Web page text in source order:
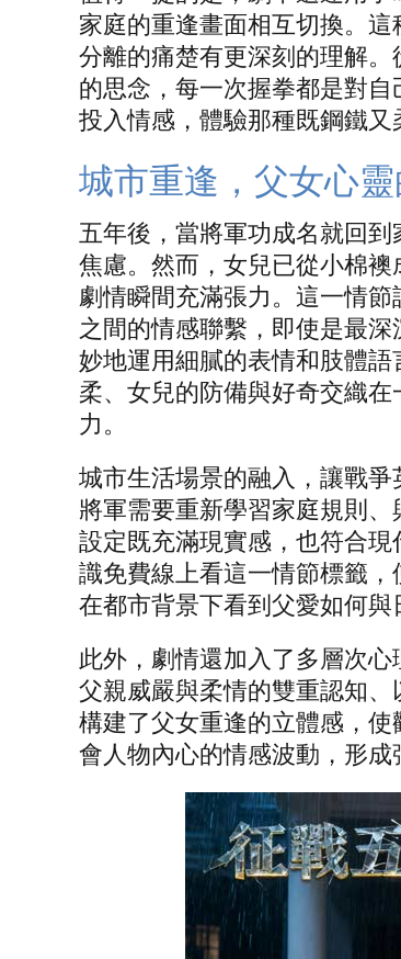
家庭的重逢畫面相互切換。
分離的痛楚有更深刻的理解
的思念，每一次握拳都是對
投入情感，體驗那種既鋼鐵又
城市重逢，父女心
五年後，當將軍功成名就回
焦慮。然而，女兒已從小棉襖
劇情瞬間充滿張力。這一情
之間的情感聯繫，即使是最
妙地運用細膩的表情和肢體
柔、女兒的防備與好奇交織
力。
城市生活場景的融入，讓戰爭
將軍需要重新學習家庭規則
設定既充滿現實感，也符合
識免費線上看這一情節標籤
在都市背景下看到父愛如何與
此外，劇情還加入了多層次
父親威嚴與柔情的雙重認知
構建了父女重逢的立體感，
會人物內心的情感波動，形成